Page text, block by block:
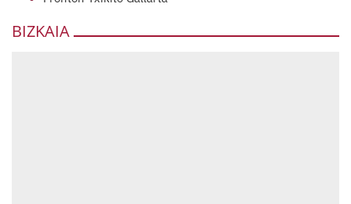
BIZKAIA